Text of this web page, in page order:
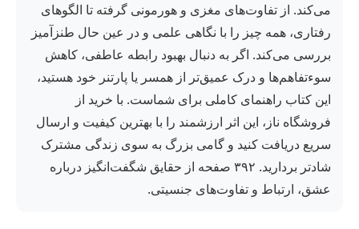
می‌کند. از تفاوت‌های مغزی و هورمونی گرفته تا الگوهای
رفتاری، همه چیز را با نگاهی علمی و در عین حال طنزآمیز
بررسی می‌کند. اگر به دنبال بهبود رابطه عاطفی، کاهش
سوءتفاهم‌ها و درک عمیق‌تر از همسر یا پارتنر خود هستید،
این کتاب راهنمای کاملی برای شماست. با خرید از
فروشگاه ناز، این اثر ارزشمند را با بهترین کیفیت و ارسال
سریع دریافت کنید و گامی بزرگ به سوی زندگی مشترک
شادتر بردارید. ۳۹۲ صفحه از حقایق شگفت‌انگیز درباره
عشق، ارتباط و تفاوت‌های جنسیتی.